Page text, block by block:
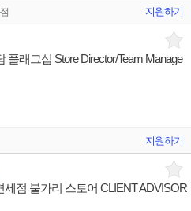
지원하기
플래그십 Store Director/Team Manage
지원하기
세점 불가리 스토어 CLIENT ADVISOR